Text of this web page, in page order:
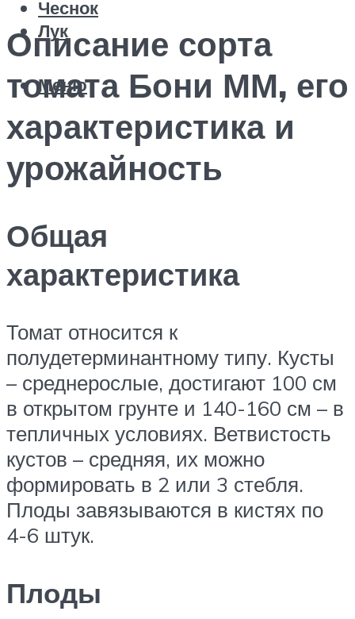
Чеснок
Лук
Меню
Описание сорта
томата Бони ММ, его
характеристика и
урожайность
Общая
характеристика
Томат относится к
полудетерминантному типу. Кусты
– среднерослые, достигают 100 см
в открытом грунте и 140-160 см – в
тепличных условиях. Ветвистость
кустов – средняя, их можно
формировать в 2 или 3 стебля.
Плоды завязываются в кистях по
4-6 штук.
Плоды